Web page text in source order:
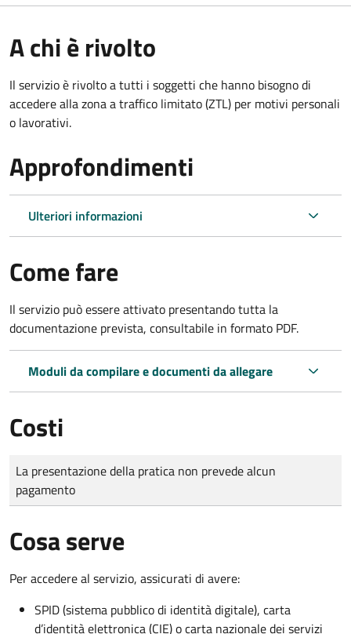
A chi è rivolto
Il servizio è rivolto a tutti i soggetti che hanno bisogno di
accedere alla zona a traffico limitato (ZTL) per motivi personali
o lavorativi.
Approfondimenti
Ulteriori informazioni
Come fare
Il servizio può essere attivato presentando tutta la
documentazione prevista, consultabile in formato PDF.
Moduli da compilare e documenti da allegare
Costi
Tipo di pagamento
Importo
La presentazione della pratica non prevede alcun
pagamento
Cosa serve
Per accedere al servizio, assicurati di avere:
SPID (sistema pubblico di identità digitale), carta
d’identità elettronica (CIE) o carta nazionale dei servizi